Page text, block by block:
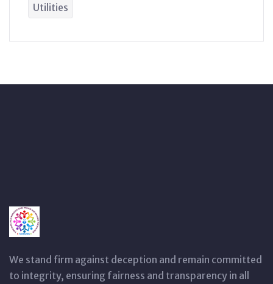
Utilities
We stand firm against deception and remain committed
to integrity, ensuring fairness and transparency in all